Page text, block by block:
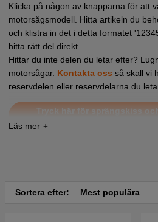
Klicka på någon av knapparna för att
motorsågsmodell. Hitta artikeln du
och klistra in det i detta formatet
hitta rätt del direkt.
Hittar du inte delen du letar efter?
motorsågar. Kontakta oss så skall vi
reservdelen eller reservdelarna du
Tryck här för sprängskiss
Sortera efter: Mest populära